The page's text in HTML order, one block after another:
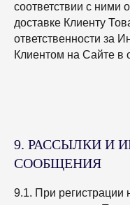
соответствии с ними
доставке Клиенту
ответственности за
Клиентом на Сайте
9. РАССЫЛКИ И
СООБЩЕНИЯ
9.1. При регистрации